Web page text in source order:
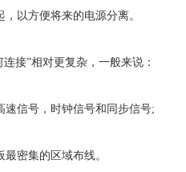
以方便将来的电源分离。
接”相对更复杂，一般来说：
速信号，时钟信号和同步信号;
密集的区域布线。